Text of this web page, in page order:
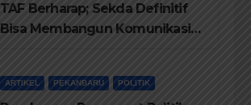
TAF Berharap; Sekda Definitif
Bisa Membangun Komunikasi
ARTIKEL PEKANBARU POLITIK